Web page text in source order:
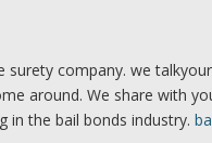
company. we
around. We share with
in the bail bonds industry.